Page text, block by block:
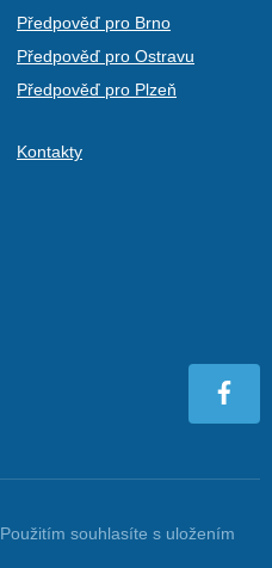
Předpověď pro Brno
Předpověď pro Ostravu
Předpověď pro Plzeň
Kontakty
Použitím souhlasíte s uložením